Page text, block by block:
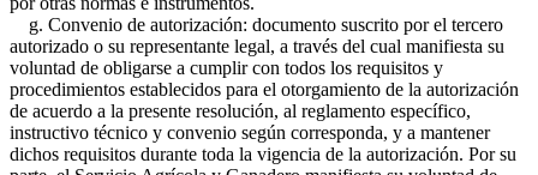
g. Convenio de autorización: documento suscrito por el tercero
autorizado o su representante legal, a través del cual manifiesta su
voluntad de obligarse a cumplir con todos los requisitos y
procedimientos establecidos para el otorgamiento de la autorización
de acuerdo a la presente resolución, al reglamento específico,
instructivo técnico y convenio según corresponda, y a mantener
dichos requisitos durante toda la vigencia de la autorización. Por su